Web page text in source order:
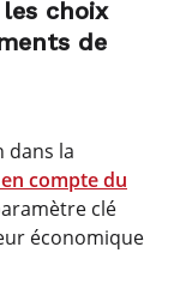
les choix
de
dans la
compte du
clé
économique